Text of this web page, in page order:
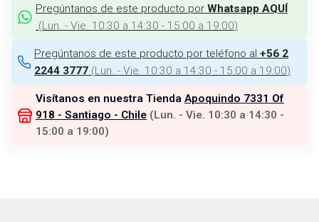
Pregúntanos de este producto por Whatsapp AQUÍ
(Lun. - Vie. 10:30 a 14:30 - 15:00 a 19:00)
Pregúntanos de este producto por teléfono al +56 2
2244 3777 (Lun. - Vie. 10:30 a 14:30 - 15:00 a 19:00)
Visítanos en nuestra Tienda Apoquindo 7331 Of
918 - Santiago - Chile (Lun. - Vie. 10:30 a 14:30 -
15:00 a 19:00)